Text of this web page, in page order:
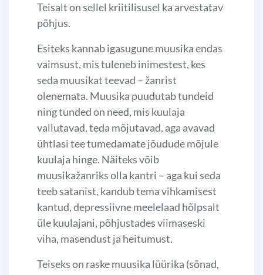
Teisalt on sellel kriitilisusel ka arvestatav
põhjus.
Esiteks kannab igasugune muusika endas
vaimsust, mis tuleneb inimestest, kes
seda muusikat teevad – žanrist
olenemata. Muusika puudutab tundeid
ning tunded on need, mis kuulaja
vallutavad, teda mõjutavad, aga avavad
ühtlasi tee tumedamate jõudude mõjule
kuulaja hinge. Näiteks võib
muusikažanriks olla kantri – aga kui seda
teeb satanist, kandub tema vihkamisest
kantud, depressiivne meelelaad hõlpsalt
üle kuulajani, põhjustades viimaseski
viha, masendust ja heitumust.
Teiseks on raske muusika lüürika (sõnad,